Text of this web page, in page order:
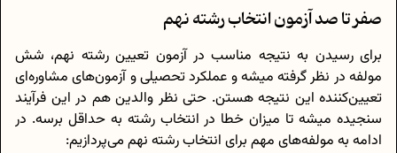
صفر تا صد آزمون انتخاب رشته نهم
برای رسیدن به نتیجه مناسب در آزمون تعیین رشته نهم، شش
مولفه در نظر گرفته میشه و عملکرد تحصیلی و آزمون‌های مشاوره‌ای
تعیین‌کننده این نتیجه هستن. حتی نظر والدین هم در این فرآیند
سنجیده میشه تا میزان خطا در انتخاب رشته به حداقل برسه. در
ادامه به مولفه‌های مهم برای انتخاب رشته نهم می‌پردازیم: